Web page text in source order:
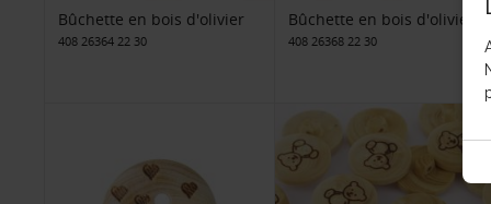
Bûchette en bois d'olivier
408 26364 22 30
Bûchette en bois d'olivier
408 26368 22 30